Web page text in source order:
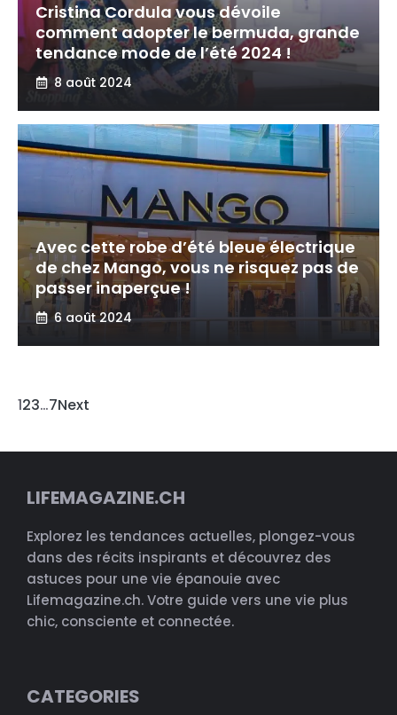
Cristina Cordula vous dévoile
comment adopter le bermuda, grande
tendance mode de l’été 2024 !
8 août 2024
Avec cette robe d’été bleue électrique
de chez Mango, vous ne risquez pas de
passer inaperçue !
6 août 2024
123…7Next
LIFEMAGAZINE.CH
Explorez les tendances actuelles, plongez-vous
dans des récits inspirants et découvrez des
astuces pour une vie épanouie avec
Lifemagazine.ch. Votre guide vers une vie plus
chic, consciente et connectée.
CATEGORIES